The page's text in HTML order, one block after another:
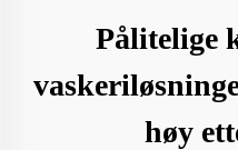
Pålitelige
høy